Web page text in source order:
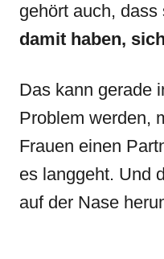
gehört auch, dass
damit haben,
Das kann gerade
Problem werden,
Frauen einen
es langgeht. Und
auf der Nase